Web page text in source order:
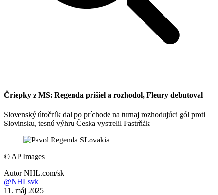
Čriepky z MS: Regenda prišiel a rozhodol, Fleury debutoval
Slovenský útočník dal po príchode na turnaj rozhodujúci gól proti
Slovinsku, tesnú výhru Česka vystrelil Pastrňák
© AP Images
Autor NHL.com/sk
@NHLsvk
11. máj 2025